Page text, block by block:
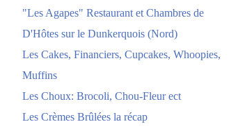
"Les Agapes" Restaurant et Chambres de
D'Hôtes sur le Dunkerquois (Nord)
Les Cakes, Financiers, Cupcakes, Whoopies,
Muffins
Les Choux: Brocoli, Chou-Fleur ect
Les Crèmes Brûlées la récap